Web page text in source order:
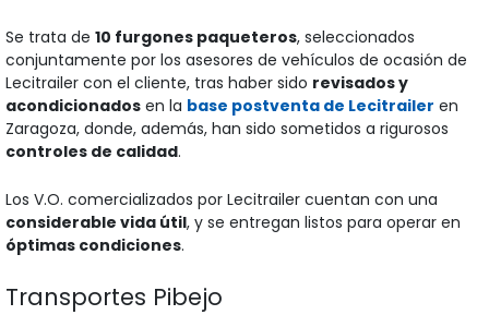
Se trata de 10 furgones paqueteros, seleccionados
conjuntamente por los asesores de vehículos de ocasión de
Lecitrailer con el cliente, tras haber sido revisados y
acondicionados en la base postventa de Lecitrailer en
Zaragoza, donde, además, han sido sometidos a rigurosos
controles de calidad.
Los V.O. comercializados por Lecitrailer cuentan con una
considerable vida útil, y se entregan listos para operar en
óptimas condiciones.
Transportes Pibejo